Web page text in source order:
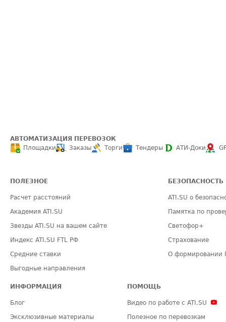
АВТОМАТИЗАЦИЯ ПЕРЕВОЗОК
Площадки
Заказы Торги Тендеры АТИ-Доки
ПОЛЕЗНОЕ
Расчет расстояний
Академия ATI.SU
Звезды ATI.SU на вашем сайте
Индекс ATI.SU FTL РФ
Средние ставки
Выгодные направления
БЕЗОПАСНОСТЬ
ATI.SU о
Памятка по
Светофор+
Страхование
О формировании
ИНФОРМАЦИЯ
Блог
Эксклюзивные материалы
ПОМОЩЬ
Видео по работе с ATI.SU
Полезное по перевозкам